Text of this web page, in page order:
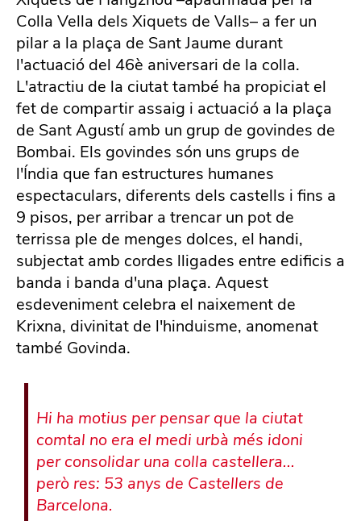
Colla Vella dels Xiquets de Valls– a fer un
pilar a la plaça de Sant Jaume durant
l'actuació del 46è aniversari de la colla.
L'atractiu de la ciutat també ha propiciat el
fet de compartir assaig i actuació a la plaça
de Sant Agustí amb un grup de govindes de
Bombai. Els govindes són uns grups de
l'Índia que fan estructures humanes
espectaculars, diferents dels castells i fins a
9 pisos, per arribar a trencar un pot de
terrissa ple de menges dolces, el handi,
subjectat amb cordes lligades entre edificis a
banda i banda d'una plaça. Aquest
esdeveniment celebra el naixement de
Krixna, divinitat de l'hinduisme, anomenat
també Govinda.
Hi ha motius per pensar que la ciutat
comtal no era el medi urbà més idoni
per consolidar una colla castellera...
però res: 53 anys de Castellers de
Barcelona.